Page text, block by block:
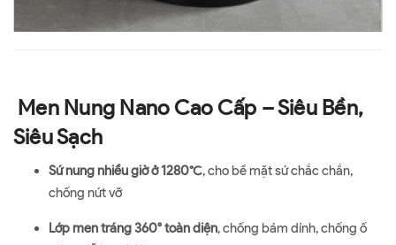
Men Nung Nano Cao Cấp – Siêu Bền,
Siêu Sạch
Sứ nung nhiều giờ ở 1280°C, cho bề mặt sứ chắc chắn,
chống nứt vỡ
Lớp men tráng 360° toàn diện, chống bám dính, chống ố